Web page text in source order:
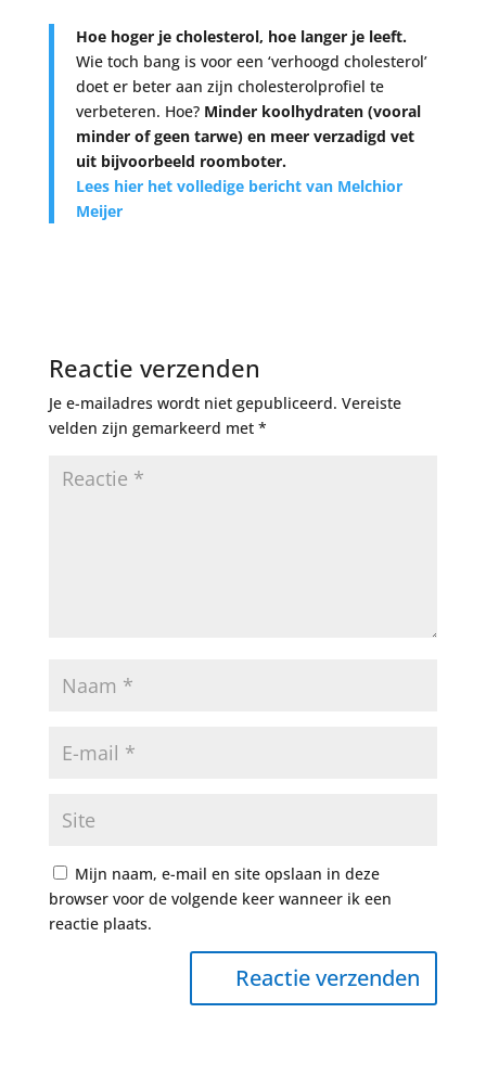
Hoe hoger je cholesterol, hoe langer je leeft.
Wie toch bang is voor een ‘verhoogd cholesterol’
doet er beter aan zijn cholesterolprofiel te
verbeteren. Hoe? Minder koolhydraten (vooral
minder of geen tarwe) en meer verzadigd vet
uit bijvoorbeeld roomboter.
Lees hier het volledige bericht van Melchior
Meijer
Reactie verzenden
Je e-mailadres wordt niet gepubliceerd. Vereiste
velden zijn gemarkeerd met *
Mijn naam, e-mail en site opslaan in deze
browser voor de volgende keer wanneer ik een
reactie plaats.